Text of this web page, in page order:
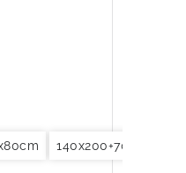
70x90cm Obliečky na
vankúše 40x80cm
155x200+80x80cm
140x200+70x90cm